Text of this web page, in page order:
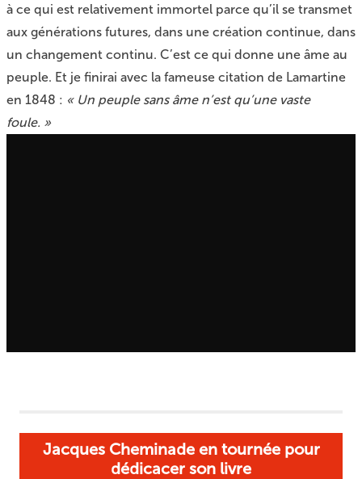
à ce qui est relativement immortel parce qu’il se transmet
aux générations futures, dans une création continue, dans
un changement continu. C’est ce qui donne une âme au
peuple. Et je finirai avec la fameuse citation de Lamartine
en 1848 : « Un peuple sans âme n’est qu’une vaste
foule. »
Jacques Cheminade en tournée pour
dédicacer son livre